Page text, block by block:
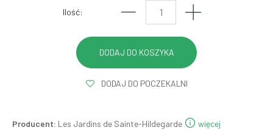
Ilość:
DODAJ DO POCZEKALNI
Producent: Les Jardins de Sainte-Hildegarde
więcej